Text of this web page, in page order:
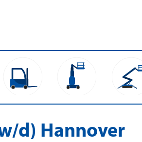
d) Hannover